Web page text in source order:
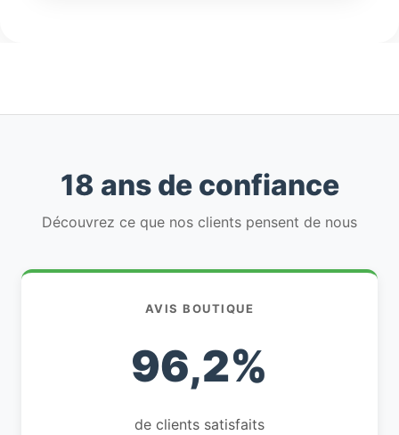
18 ans de confiance
Découvrez ce que nos clients pensent de nous
AVIS BOUTIQUE
96,2%
de clients satisfaits